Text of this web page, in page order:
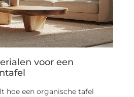
voor een
hoe een organische tafel